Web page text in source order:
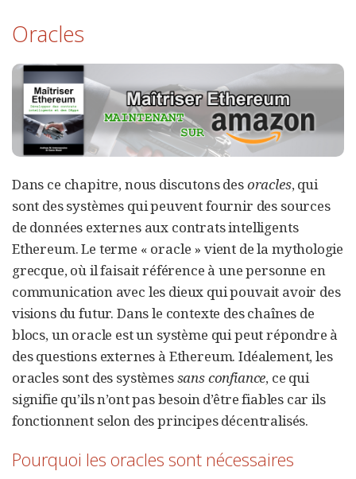
Oracles
Dans ce chapitre, nous discutons desoracles, qui
sont des systèmes qui peuvent fournir des sources
de données externes aux contrats intelligents
Ethereum. Le terme « oracle » vient de la mythologie
grecque, où il faisait référence à une personne en
communication avec les dieux qui pouvait avoir des
visions du futur. Dans le contexte des chaînes de
blocs, un oracle est un système qui peut répondre à
des questions externes à Ethereum. Idéalement, les
oracles sont des systèmessans confiance, ce qui
signifie qu’ils n’ont pas besoin d’être fiables car ils
fonctionnent selon des principes décentralisés.
Pourquoi les oracles sont nécessaires